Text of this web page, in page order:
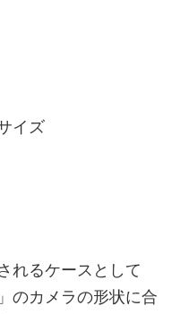
イズ
れるケースとして
のカメラの形状に合